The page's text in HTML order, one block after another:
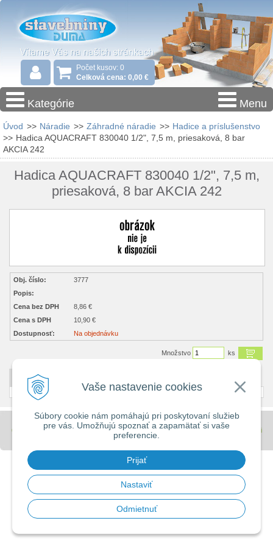
Vaše nastavenie cookies
Súbory cookie nám pomáhajú pri poskytovaní služieb
pre vás. Umožňujú spoznať a zapamätať si vaše
preferencie.
Prijať
Nastaviť
Odmietnuť
Počet kusov: 0
Celková cena: 0,00 €
Kategórie Menu
Úvod >> Náradie >> Záhradné náradie >> Hadice a príslušenstvo
>> Hadica AQUACRAFT 830040 1/2", 7,5 m, priesaková, 8 bar
AKCIA 242
Hadica AQUACRAFT 830040 1/2", 7,5 m,
priesaková, 8 bar AKCIA 242
Obj. číslo:
3777
Popis:
Cena bez DPH
8,86 €
Cena s DPH
10,90 €
Dostupnosť:
Na objednávku
Množstvo ks
DETAILNÝ POPIS
© 2026 Stavebniny - DUMA •tvorba eshopu cez UNIobchod,webhostingspoločnosti
WEBYGROUP